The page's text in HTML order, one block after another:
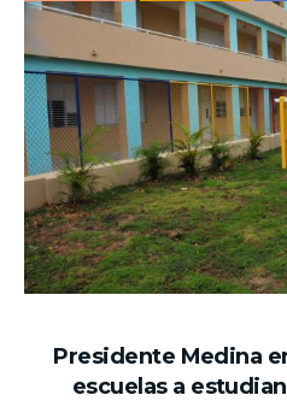
Presidente Medina
escuelas a